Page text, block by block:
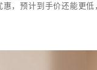
惠，预计到手价还能更低